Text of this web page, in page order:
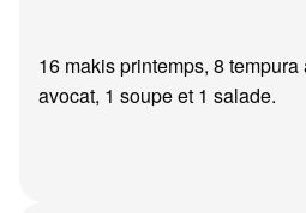
16 makis printemps, 8
avocat, 1 soupe et 1 salade.